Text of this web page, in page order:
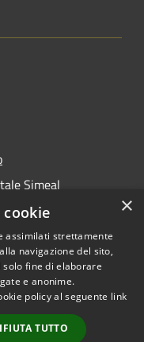
Simeal
© 2026 • Comune di
Inferiore • Powered
Municipium•Accesso
redazione
×
assimilati strettamente
navigazione del sito,
solo fine di elaborare
e anonime.
policy al seguente link
TUTTO